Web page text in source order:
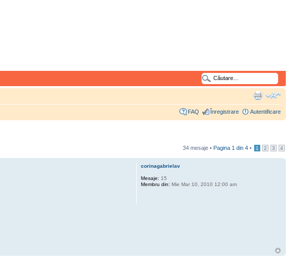
FAQ Înregistrare Autentificare
34 mesaje • Pagina 1 din 4 • 1 2 3 4
corinagabrielav
Mesaje: 15
Membru din: Mie Mar 10, 2010 12:00 am